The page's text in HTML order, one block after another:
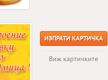
ИЗПРАТИ КАРТИЧКА
Виж картичките